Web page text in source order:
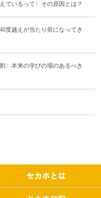
ているって〉その原因とは？
度越えが当たり前になってき
〉本来の学びの場のあるべき
セカホとは